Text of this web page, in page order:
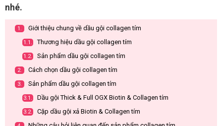
nhé.
1. Giới thiệu chung về dầu gội collagen tím
1.1. Thương hiệu dầu gội collagen tím
1.2. Sản phẩm dầu gội collagen tím
2. Cách chọn dầu gội collagen tím
3. Sản phẩm dầu gội collagen tím
3.1. Dầu gội Thick & Full OGX Biotin & Collagen tím
3.2. Cặp dầu gội xả Biotin & Collagen tím